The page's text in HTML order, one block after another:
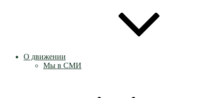
О движении
Мы в СМИ